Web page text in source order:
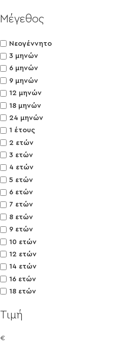
Μέγεθος
Νεογέννητο
3 μηνών
6 μηνών
9 μηνών
12 μηνών
18 μηνών
24 μηνών
1 έτους
2 ετών
3 ετών
4 ετών
5 ετών
6 ετών
7 ετών
8 ετών
9 ετών
10 ετών
12 ετών
14 ετών
16 ετών
18 ετών
Τιμή
€